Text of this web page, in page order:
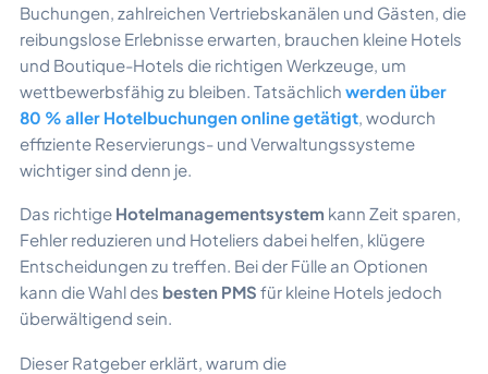
Buchungen, zahlreichen Vertriebskanälen und Gästen, die
reibungslose Erlebnisse erwarten, brauchen kleine Hotels
und Boutique-Hotels die richtigen Werkzeuge, um
wettbewerbsfähig zu bleiben. Tatsächlich werden über
80 % aller Hotelbuchungen online getätigt , wodurch
effiziente Reservierungs- und Verwaltungssysteme
wichtiger sind denn je.
Das richtige Hotelmanagementsystem kann Zeit sparen,
Fehler reduzieren und Hoteliers dabei helfen, klügere
Entscheidungen zu treffen. Bei der Fülle an Optionen
kann die Wahl des besten PMS für kleine Hotels jedoch
überwältigend sein.
Dieser Ratgeber erklärt, warum die